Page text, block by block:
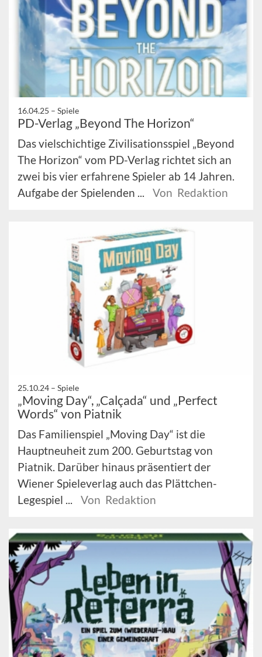
16.04.25 – Spiele
PD-Verlag „Beyond The Horizon“
Das vielschichtige Zivilisationsspiel „Beyond
The Horizon“ vom PD-Verlag richtet sich an
zwei bis vier erfahrene Spieler ab 14 Jahren.
Aufgabe der Spielenden ...
Von Redaktion
25.10.24 – Spiele
„Moving Day“, „Calçada“ und „Perfect
Words“ von Piatnik
Das Familienspiel „Moving Day“ ist die
Hauptneuheit zum 200. Geburtstag von
Piatnik. Darüber hinaus präsentiert der
Wiener Spieleverlag auch das Plättchen-
Legespiel ...
Von Redaktion